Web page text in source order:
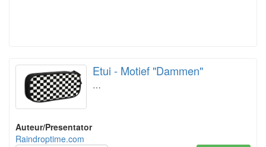
Etui - Motief "Dammen"
…
Auteur/Presentator
Raindroptime.com